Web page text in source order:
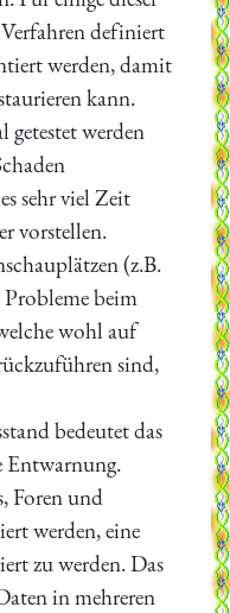
definiert
werden, damit
kann.
getestet werden
sehr viel Zeit
vorstellen.
(z.B.
beim
wohl auf
sind,
bedeutet das
Entwarnung.
Foren und
werden, eine
zu werden. Das
in mehreren